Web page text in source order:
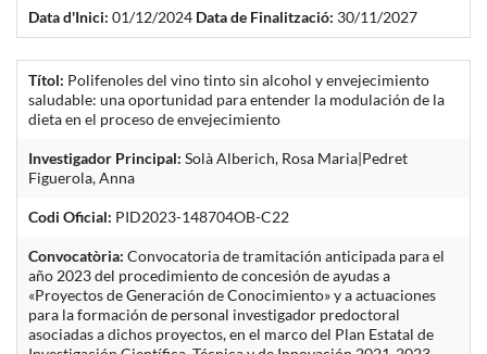
Data d'Inici: 01/12/2024 Data de Finalització: 30/11/2027
Títol: Polifenoles del vino tinto sin alcohol y envejecimiento
saludable: una oportunidad para entender la modulación de la
dieta en el proceso de envejecimiento
Investigador Principal: Solà Alberich, Rosa Maria|Pedret
Figuerola, Anna
Codi Oficial: PID2023-148704OB-C22
Convocatòria: Convocatoria de tramitación anticipada para el
año 2023 del procedimiento de concesión de ayudas a
«Proyectos de Generación de Conocimiento» y a actuaciones
para la formación de personal investigador predoctoral
asociadas a dichos proyectos, en el marco del Plan Estatal de